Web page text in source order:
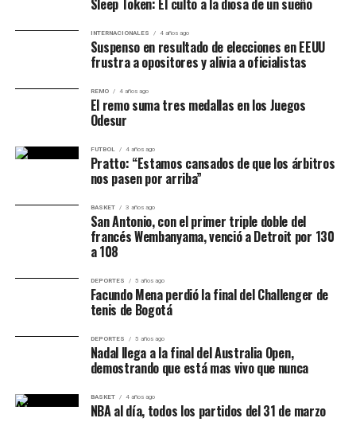
Sleep Token: El culto a la diosa de un sueño
INTERNACIONALES 4 años ago
Suspenso en resultado de elecciones en EEUU
frustra a opositores y alivia a oficialistas
REMO 4 años ago
El remo suma tres medallas en los Juegos
Odesur
FUTBOL 4 años ago
Pratto: “Estamos cansados de que los árbitros
nos pasen por arriba”
BASKET 3 años ago
San Antonio, con el primer triple doble del
francés Wembanyama, venció a Detroit por 130
a 108
DEPORTES 5 años ago
Facundo Mena perdió la final del Challenger de
tenis de Bogotá
DEPORTES 5 años ago
Nadal llega a la final del Australia Open,
demostrando que está mas vivo que nunca
BASKET 4 años ago
NBA al día, todos los partidos del 31 de marzo